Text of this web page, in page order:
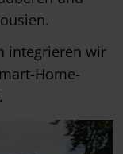
integrieren wir
Home-